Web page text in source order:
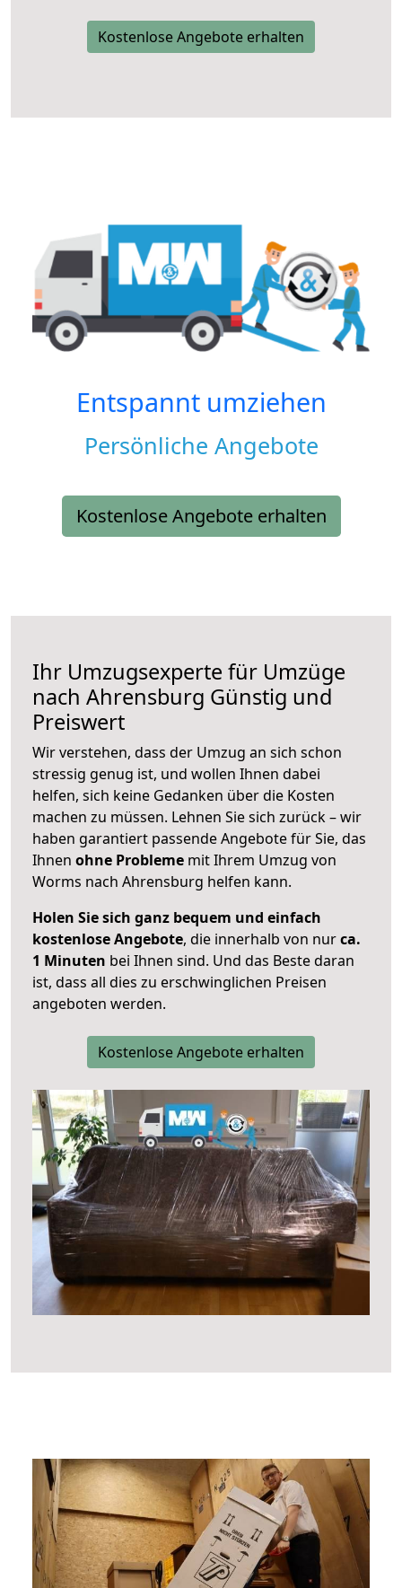
Kostenlose Angebote erhalten
Entspannt umziehen
Persönliche Angebote
Kostenlose Angebote erhalten
Ihr Umzugsexperte für Umzüge
nach Ahrensburg Günstig und
Preiswert
Wir verstehen, dass der Umzug an sich schon
stressig genug ist, und wollen Ihnen dabei
helfen, sich keine Gedanken über die Kosten
machen zu müssen. Lehnen Sie sich zurück – wir
haben garantiert passende Angebote für Sie, das
Ihnen ohne Probleme mit Ihrem Umzug von
Worms nach Ahrensburg helfen kann.
Holen Sie sich ganz bequem und einfach
kostenlose Angebote, die innerhalb von nurca.
1 Minuten bei Ihnen sind. Und das Beste daran
ist, dass all dies zu erschwinglichen Preisen
angeboten werden.
Kostenlose Angebote erhalten